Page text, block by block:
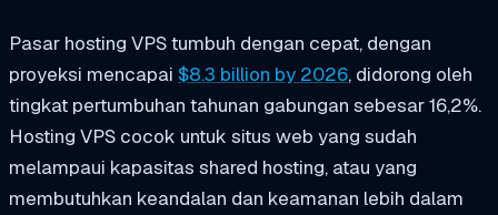
Pasar hosting VPS tumbuh dengan cepat, dengan
proyeksi mencapai $8.3 billion by 2026, didorong oleh
tingkat pertumbuhan tahunan gabungan sebesar 16,2%.
Hosting VPS cocok untuk situs web yang sudah
melampaui kapasitas shared hosting, atau yang
membutuhkan keandalan dan keamanan lebih dalam